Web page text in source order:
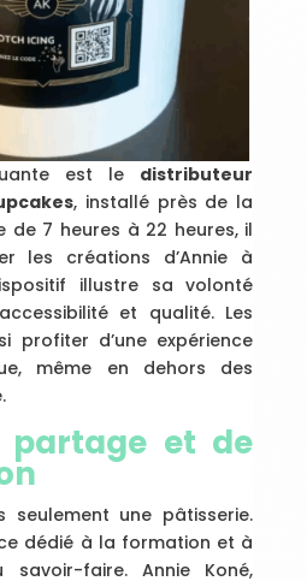
est le distributeur
, installé près de la
de 7 heures à 22 heures, il
les créations d’Annie à
illustre sa volonté
et qualité. Les
profiter d’une expérience
même en dehors des
partage et de
seulement une pâtisserie.
dédié à la formation et à
savoir-faire. Annie Koné,